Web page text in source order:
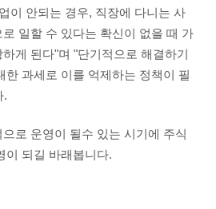
이 안되는 경우, 직장에 다니는 사
일할 수 있다는 확신이 없을 때 가
게 된다"며 "단기적으로 해결하기
한 과세로 이를 억제하는 정책이 필
.
로 운영이 될수 있는 시기에 주식
이 되길 바래봅니다.